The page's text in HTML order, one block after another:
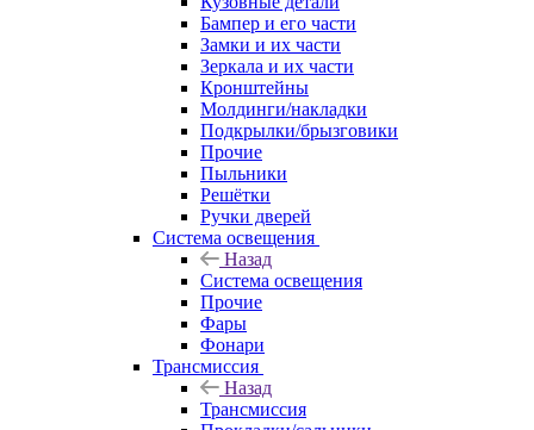
Бампер и его части
Замки и их части
Зеркала и их части
Кронштейны
Молдинги/накладки
Подкрылки/брызговики
Прочие
Пыльники
Решётки
Ручки дверей
Система освещения
Назад
Система освещения
Прочие
Фары
Фонари
Трансмиссия
Назад
Трансмиссия